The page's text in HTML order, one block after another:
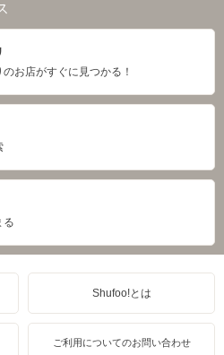
お店がすぐに見つかる！
る
Shufoo!とは
ご利用についてのお問い合わせ